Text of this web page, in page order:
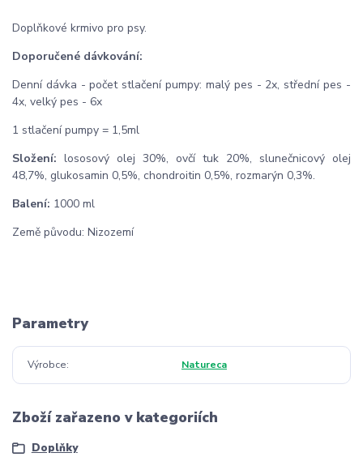
Doplňkové krmivo pro psy.
Doporučené dávkování:
Denní dávka - počet stlačení pumpy: malý pes - 2x, střední pes -
4x, velký pes - 6x
1 stlačení pumpy = 1,5ml
Složení: lososový olej 30%, ovčí tuk 20%, slunečnicový olej
48,7%, glukosamin 0,5%, chondroitin 0,5%, rozmarýn 0,3%.
Balení: 1000 ml
Země původu: Nizozemí
Parametry
Výrobce Natureca
Zboží zařazeno v kategoriích
Doplňky